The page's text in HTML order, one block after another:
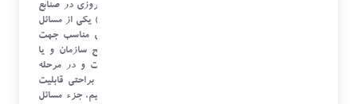
جنگها بهره جستند. لیکن از زمانی که انبارها به مفهوم امروزی در صنابع
مختلف شکل گرفتند همواره چیدمان (layout – location) یکی از مسائل
مهم در انبارها بوده است در وحله اول پیدا کردن جای مناسب جهت
ایجاد فضاهای انبار و یا به اصطلاح چینش انبار در سطح سازمان و یا
جایگذاری انبار در سایت مد نظر مدیران انبار بوده است و در مرحله
بعدی موقعیت قرار گرفتن هر کالا در انبار به نحوی که براحتی قابلیت
ردیابی داشته باشد و دسترسی آسانی را به آن داشته باشیم، جزء مسائل